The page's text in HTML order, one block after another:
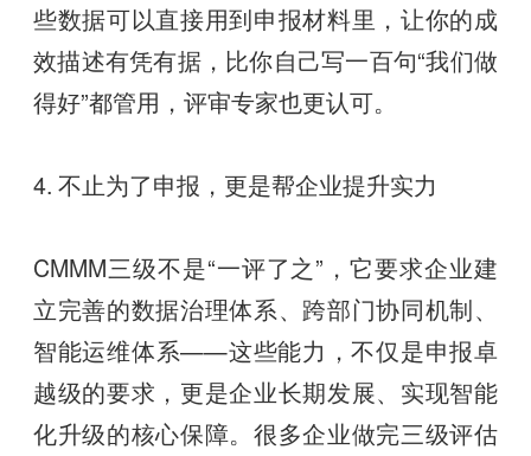
些数据可以直接用到申报材料里，让你的成
效描述有凭有据，比你自己写一百句“我们做
得好”都管用，评审专家也更认可。
4. 不止为了申报，更是帮企业提升实力
CMMM三级不是“一评了之”，它要求企业建
立完善的数据治理体系、跨部门协同机制、
智能运维体系——这些能力，不仅是申报卓
越级的要求，更是企业长期发展、实现智能
化升级的核心保障。很多企业做完三级评估